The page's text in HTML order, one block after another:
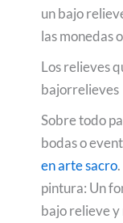
un bajo
las monedas
Los relieves
bajorrelieves
Sobre todo
bodas o
en arte sacro
pintura: Un
bajo relieve y